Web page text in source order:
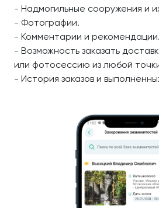
- Надмогильные сооружения и
- Фотографии.
- Комментарии и рекомендации.
- Возможность заказать
или фотосессию из любой
- История заказов и